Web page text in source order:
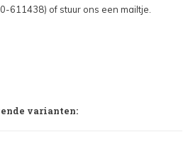
611438) of stuur ons een mailtje.
varianten: